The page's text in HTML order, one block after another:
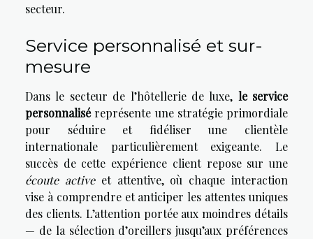
secteur.
Service personnalisé et sur-
mesure
Dans le secteur de l’hôtellerie de luxe, le service
personnaliséreprésente une stratégie primordiale
pour séduire et fidéliser une clientèle
internationale particulièrement exigeante. Le
succès de cette expérience client repose sur une
écoute activeet attentive, où chaque interaction
vise à comprendre et anticiper les attentes uniques
des clients. L’attention portée aux moindres détails
— de la sélection d’oreillers jusqu’aux préférences